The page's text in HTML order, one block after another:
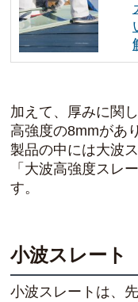
加えて、厚みに関
高強度の8mmがあ
製品の中には大波
「大波高強度スレ
す。
小波スレート
小波スレートは、